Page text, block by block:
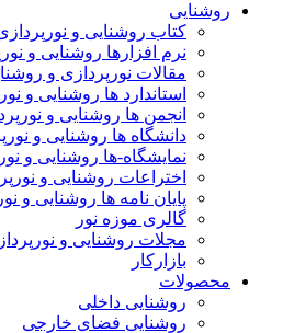
کتاب روشنایی و نورپردازی
نرم افزارها روشنایی و نورپردازی
مقالات نورپردازی و روشنایی
استاندارد ها روشنایی و نورپردازی
انجمن ها روشنایی و نورپردازی
دانشگاه ها روشنایی و نورپردازی
نمایشگاه-ها روشنایی و نورپردازی
اختراعات روشنایی و نورپردازی
پایان نامه ها روشنایی و نورپردازی
گالری موزه نور
مجلات روشنایی و نورپردازی
بازارکار
روشنایی داخلی
روشنایی فضای خارجی